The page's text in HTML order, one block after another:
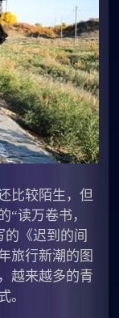
比较陌生，但
“读万卷书，
的《迟到的间
旅行新潮的图
越来越多的青
。